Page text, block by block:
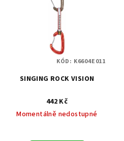
SINGING ROCK VISION
442 Kč
Momentálně nedostupné
KÓD: K6604E011